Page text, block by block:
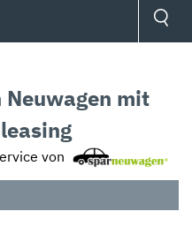
mit
von